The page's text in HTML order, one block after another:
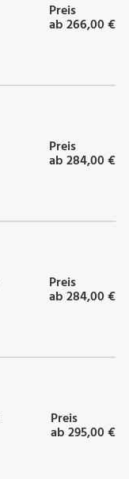
Preis
ab 266,00 €
Preis
ab 284,00 €
Preis
ab 284,00 €
Preis
ab 295,00 €